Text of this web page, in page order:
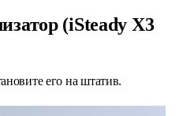
(iSteady X3
его на штатив.